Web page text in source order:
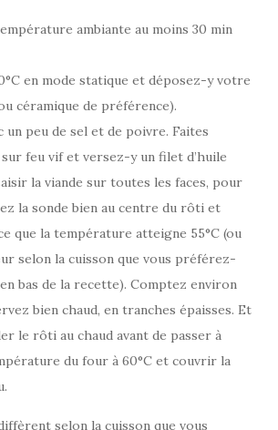
ambiante au moins 30 min
en mode statique et déposez-y votre
céramique de préférence).
peu de sel et de poivre. Faites
feu vif et versez-y un filet d’huile
la viande sur toutes les faces, pour
la sonde bien au centre du rôti et
que la température atteigne 55°C (ou
selon la cuisson que vous préférez-
bas de la recette). Comptez environ
bien chaud, en tranches épaisses. Et
le rôti au chaud avant de passer à
du four à 60°C et couvrir la
selon la cuisson que vous